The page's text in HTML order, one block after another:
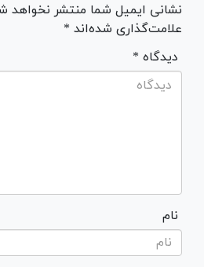
نشانی ایمیل شما منتشر نخواهد
علامت‌گذاری شده‌اند *
* دیدگاه
نام